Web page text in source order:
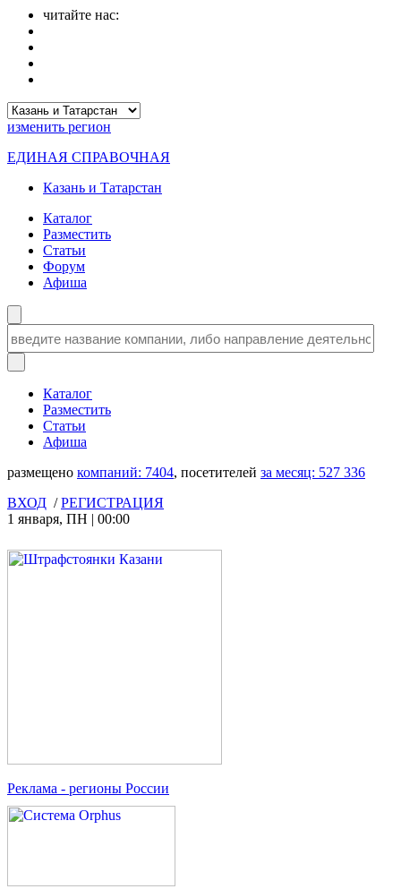
читайте нас:
изменить регион
ЕДИНАЯ СПРАВОЧНАЯ
Казань и Татарстан
Каталог
Разместить
Статьи
Форум
Афиша
Каталог
Разместить
Статьи
Афиша
размещено компаний: 7404, посетителей за месяц: 527 336
ВХОД /РЕГИСТРАЦИЯ
1 января, ПН | 00:00
Реклама - регионы России